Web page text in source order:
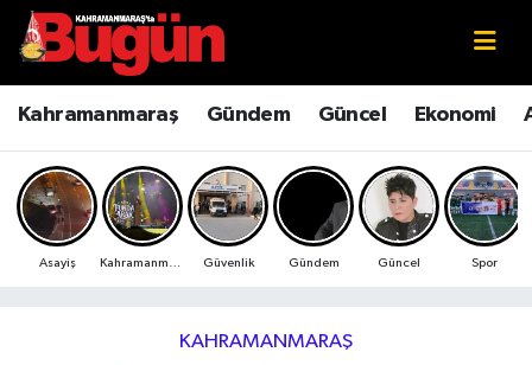
Kahramanmaraş Gündem Güncel Ekonomi
Asayiş Güvenlik Gündem Güncel Spor
KAHRAMANMARAŞ
Kahramanmaraş
Kahramanmaraş Sokak Röportajları
Bilim ve Teknoloji
Çevre
Kahramanmaraş Nöbetçi Eczaneler
Kahramanmaraş Hava Durumu
Kahramanmaraş Namaz Vakitleri
Kahramanmaraş Trafik Yoğunluk Haritası
Süper Lig Puan Durumu ve Fikstür